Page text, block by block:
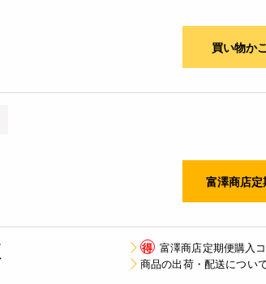
買い物か
富澤商店定
得 富澤商店定期便購入
商品の出荷・配送につい